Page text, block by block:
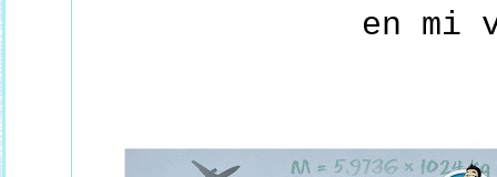
en mi